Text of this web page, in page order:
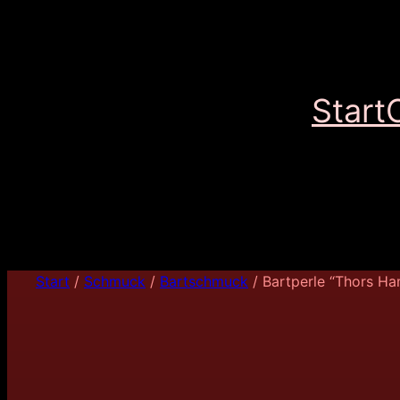
Start
Start / Schmuck / Bartschmuck / Bartperle “Thors